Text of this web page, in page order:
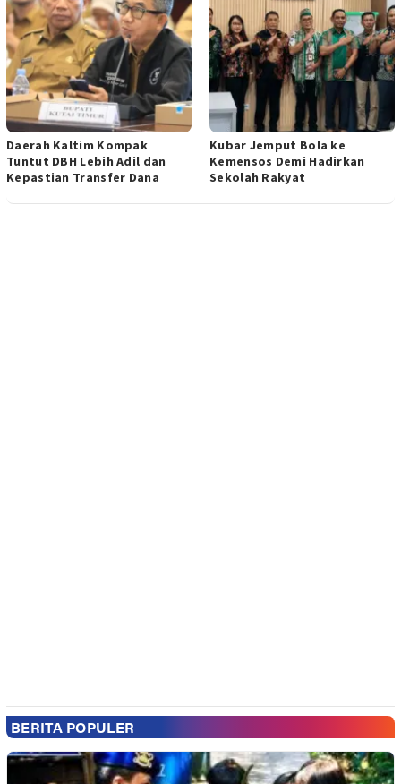
Daerah Kaltim Kompak
Tuntut DBH Lebih Adil dan
Kepastian Transfer Dana
Kubar Jemput Bola ke
Kemensos Demi Hadirkan
Sekolah Rakyat
BERITA POPULER